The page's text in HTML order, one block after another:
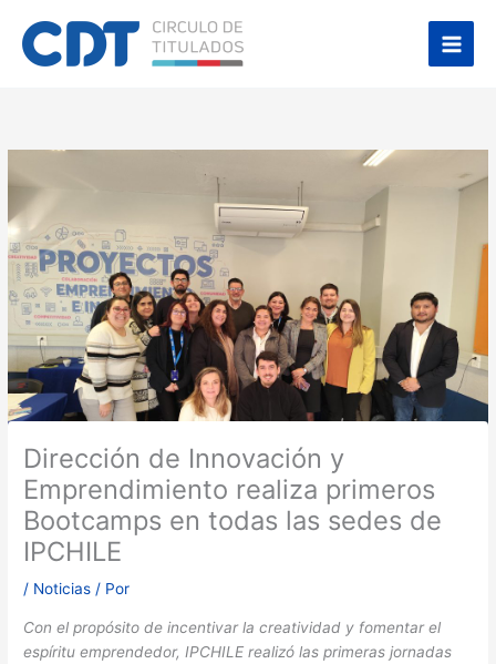
contenido
Main
Dirección de Innovación y
Emprendimiento realiza primeros
Bootcamps en todas las sedes de
IPCHILE
/ Noticias / Por
Con el propósito de incentivar la creatividad y fomentar el
espíritu emprendedor, IPCHILE realizó las primeras jornadas